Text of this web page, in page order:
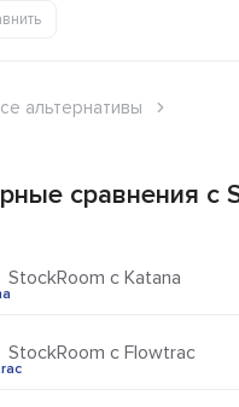
альтернативы
сравнения с
StockRoom с Katana
StockRoom с Flowtrac